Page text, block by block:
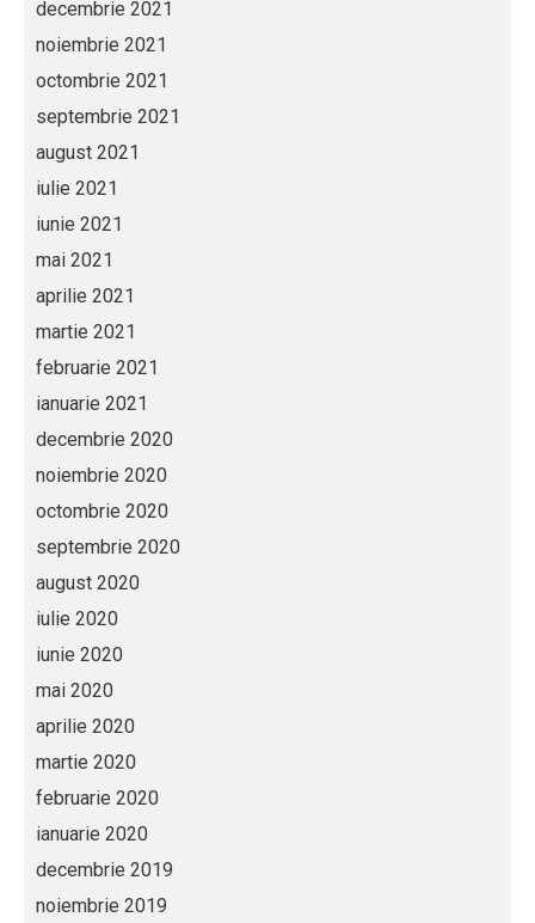
decembrie 2021
noiembrie 2021
octombrie 2021
septembrie 2021
august 2021
iulie 2021
iunie 2021
mai 2021
aprilie 2021
martie 2021
februarie 2021
ianuarie 2021
decembrie 2020
noiembrie 2020
octombrie 2020
septembrie 2020
august 2020
iulie 2020
iunie 2020
mai 2020
aprilie 2020
martie 2020
februarie 2020
ianuarie 2020
decembrie 2019
noiembrie 2019